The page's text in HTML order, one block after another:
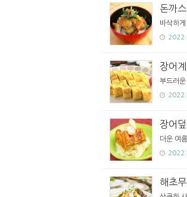
돈까
바삭하
장어
부드러
장어
더운 여
해초